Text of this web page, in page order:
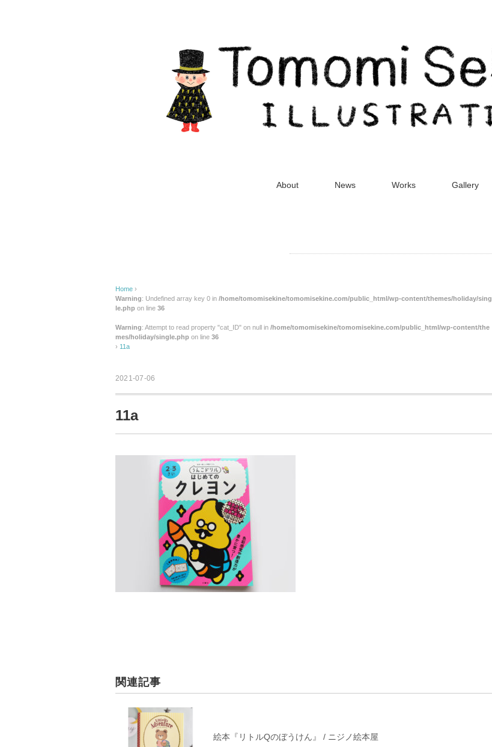
About News Works Gallery
Home ›
Warning: Undefined array key 0 in /home/tomomisekine/tomomisekine.com/public_html/wp-content/themes/holiday/sing
le.php on line 36
Warning: Attempt to read property "cat_ID" on null in /home/tomomisekine/tomomisekine.com/public_html/wp-content/the
mes/holiday/single.php on line 36
› 11a
2021-07-06
11a
関連記事
絵本『リトルQのぼうけん』 / ニジノ絵本屋